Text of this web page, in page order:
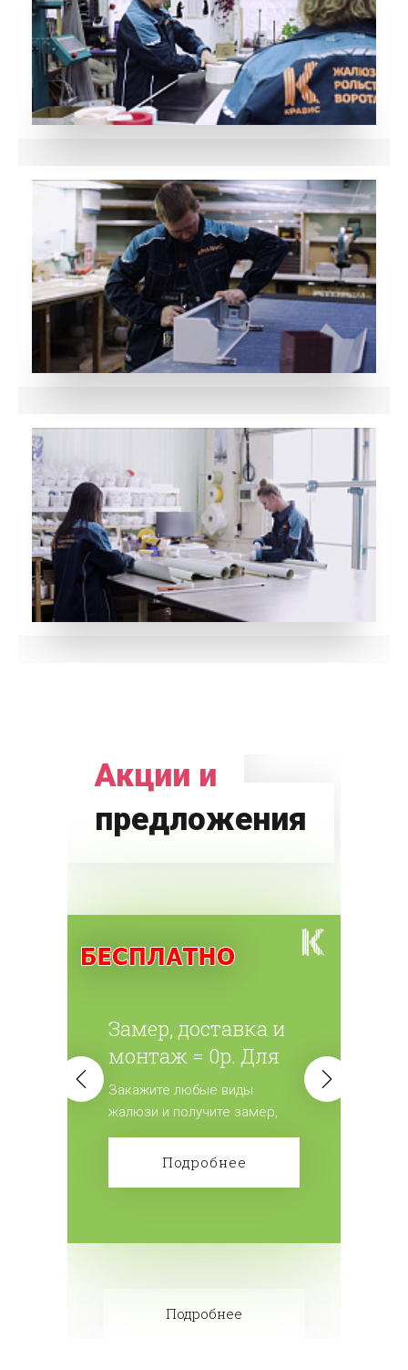
Акции и
предложения
Замер, доставка и
монтаж = 0р. Для
всех жалюзи.
Закажите любые виды
жалюзи и получите замер,
доставку и монтаж
бесплатно! Сделайте заказ!
Подробнее
Подробнее